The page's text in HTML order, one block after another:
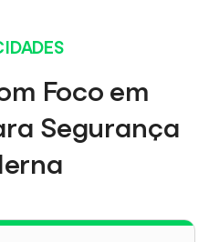
Foco em
Segurança